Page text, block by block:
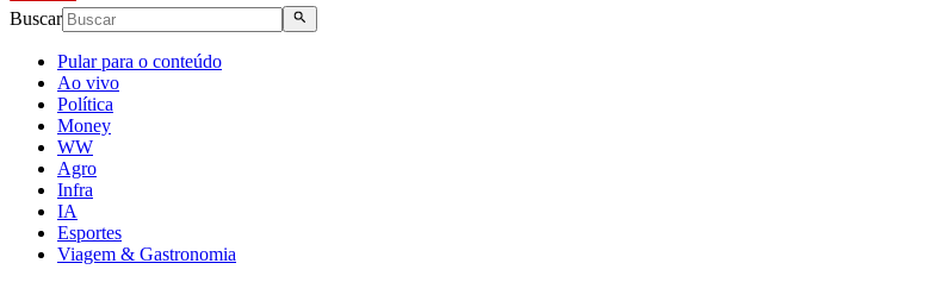
Buscar
Pular para o conteúdo
Ao vivo
Política
Money
WW
Agro
Infra
IA
Esportes
Viagem & Gastronomia